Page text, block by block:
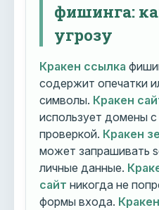
фишинга:
угрозу
Кракен ссылка
содержит опечатки
символы. Кракен
использует домены
проверкой. Кракен
может запрашивать
личные данные.
сайт никогда не
формы входа.